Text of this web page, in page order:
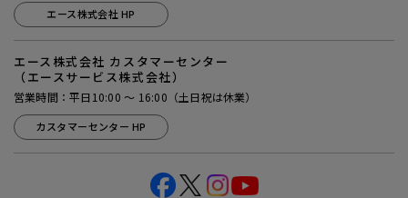
エース株式会社 HP
エース株式会社 カスタマーセンター
（エースサービス株式会社）
営業時間：平日10:00 ～ 16:00（土日祝は休業）
カスタマーセンター HP